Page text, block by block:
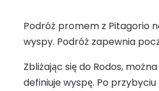
Podróż promem z Pitagorio
wyspy. Podróż zapewnia
Zbliżając się do Rodos,
definiuje wyspę. Po